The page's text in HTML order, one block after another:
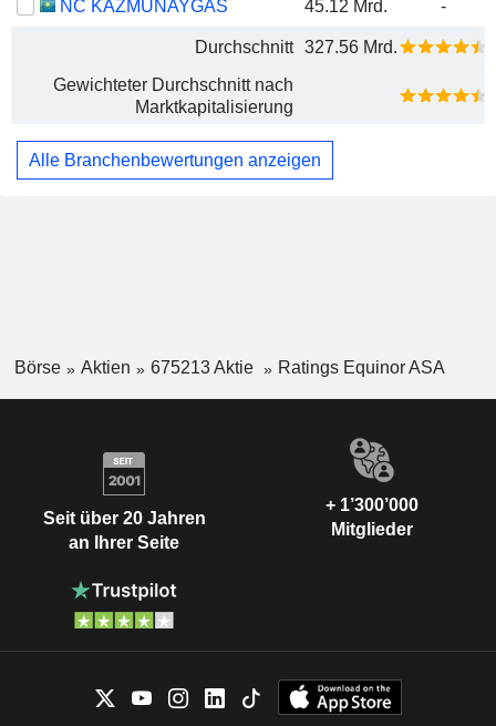
NC KAZMUNAYGAS 45.12 Mrd. -
Durchschnitt 327.56 Mrd.
Gewichteter Durchschnitt nach
Marktkapitalisierung
Alle Branchenbewertungen anzeigen
Börse Aktien 675213 Aktie Ratings Equinor ASA
Seit über 20 Jahren
an Ihrer Seite
+ 1’300’000
Mitglieder